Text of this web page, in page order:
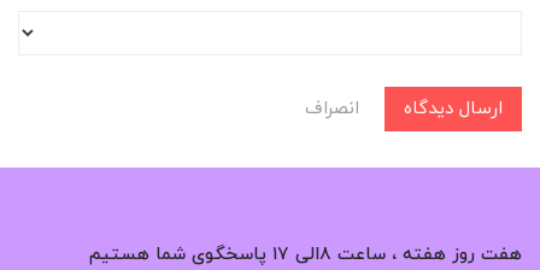
ارسال دیدگاه انصراف
هفت روز هفته ، ساعت ۸الی ۱۷ پاسخگوی شما هستیم